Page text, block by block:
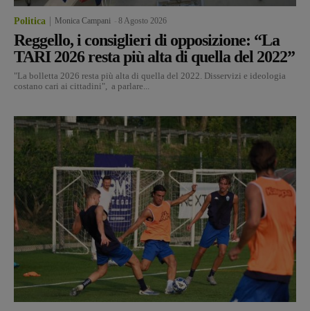
Politica Monica Campani 8 Agosto 2026
Reggello, i consiglieri di opposizione: “La
TARI 2026 resta più alta di quella del 2022”
"La bolletta 2026 resta più alta di quella del 2022. Disservizi e ideologia
costano cari ai cittadini", a parlare...